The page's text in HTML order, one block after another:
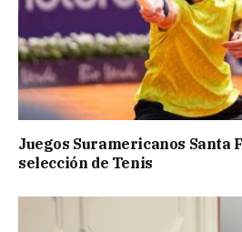
Juegos Suramericanos Santa
selección de Tenis